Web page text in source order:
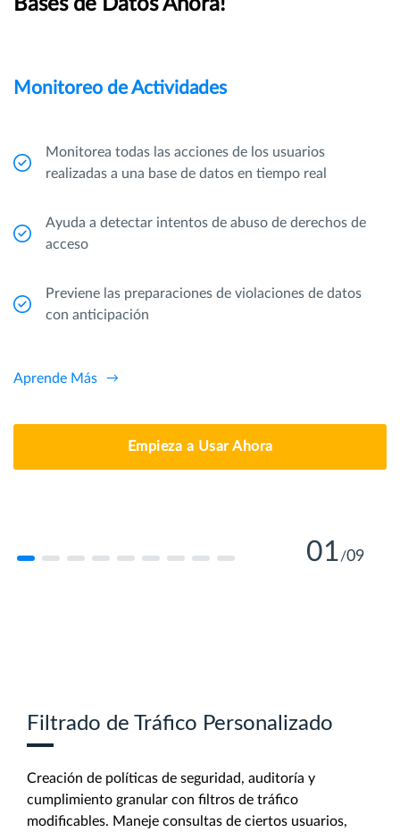
Bases de Datos Ahora!
Monitoreo de Actividades
Monitorea todas las acciones de los usuarios
realizadas a una base de datos en tiempo real
Ayuda a detectar intentos de abuso de derechos de
acceso
Previene las preparaciones de violaciones de datos
con anticipación
Aprende Más
Aprende Más
Empieza a Usar Ahora
01/09
Filtrado de Tráfico Personalizado
Creación de políticas de seguridad, auditoría y
cumplimiento granular con filtros de tráfico
modificables. Maneje consultas de ciertos usuarios,